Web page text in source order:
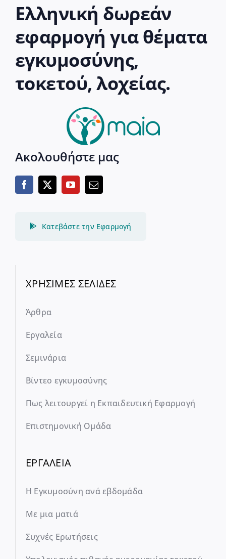
Ελληνική δωρεάν
εφαρμογή για θέματα
εγκυμοσύνης,
τοκετού, λοχείας.
Ακολουθήστε μας
Κατεβάστε την Εφαρμογή
ΧΡΗΣΙΜΕΣ ΣΕΛΙΔΕΣ
Άρθρα
Εργαλεία
Σεμινάρια
Βίντεο εγκυμοσύνης
Πως λειτουργεί η Εκπαιδευτική Εφαρμογή
Επιστημονική Ομάδα
ΕΡΓΑΛΕΙΑ
Η Εγκυμοσύνη ανά εβδομάδα
Με μια ματιά
Συχνές Ερωτήσεις